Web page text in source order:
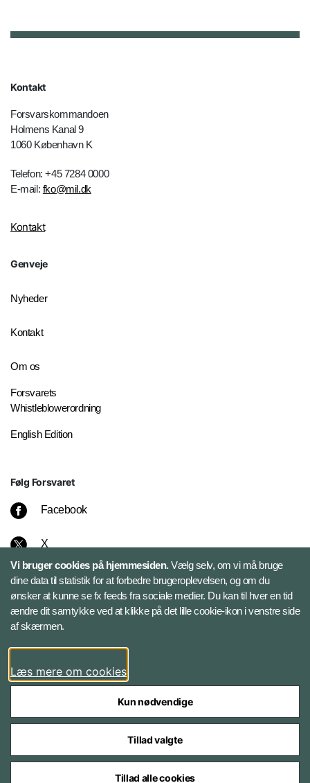
Kontakt
Forsvarskommandoen
Holmens Kanal 9
1060 København K
Telefon: +45 7284 0000
E-mail: fko@mil.dk
Kontakt
Genveje
Nyheder
Kontakt
Om os
Forsvarets
Whistleblowerordning
English Edition
Følg Forsvaret
Facebook
X
Instagram
Bluesky
LinkedIn
Styrelser og myndigheder under Forsvarsministeriet
Vi bruger cookies på hjemmesiden.Vælg selv, om vi må bruge
dine data til statistik for at forbedre brugeroplevelsen, og om du
ønsker at kunne se fx feeds fra sociale medier. Du kan til hver en tid
ændre dit samtykke ved at klikke på det lille cookie-ikon i venstre side
af skærmen.
Læs mere om cookies
Kun nødvendige
Tillad valgte
Tillad alle cookies